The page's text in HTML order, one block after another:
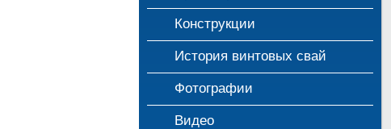
Конструкции
История винтовых свай
Фотографии
Видео